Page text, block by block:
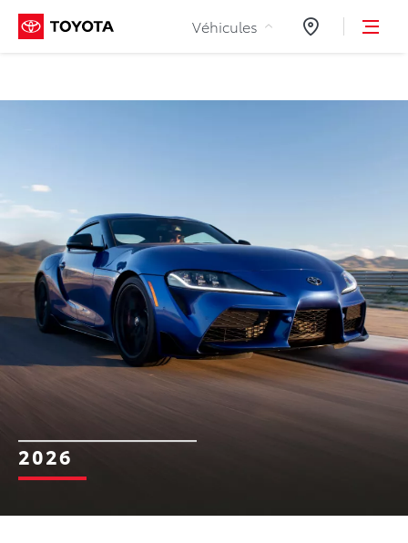
Aller au contenu
Véhicules
2026